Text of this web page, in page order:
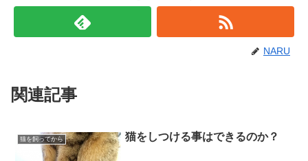
NARU
関連記事
猫を飼ってから 猫をしつける事はできるのか？